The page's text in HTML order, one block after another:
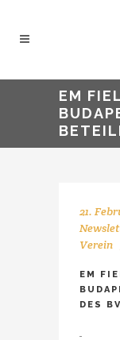
EM
21.
Verein
EM
DES